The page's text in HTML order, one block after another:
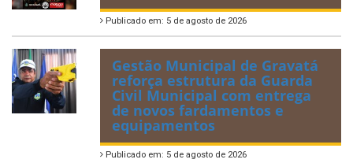
Publicado em: 5 de agosto de 2026
Gestão Municipal de Gravatá
reforça estrutura da Guarda
Civil Municipal com entrega
de novos fardamentos e
equipamentos
Publicado em: 5 de agosto de 2026